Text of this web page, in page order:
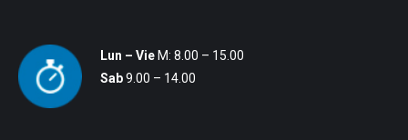
Lun – Vie M: 8.00 – 15.00
Sab9.00 – 14.00